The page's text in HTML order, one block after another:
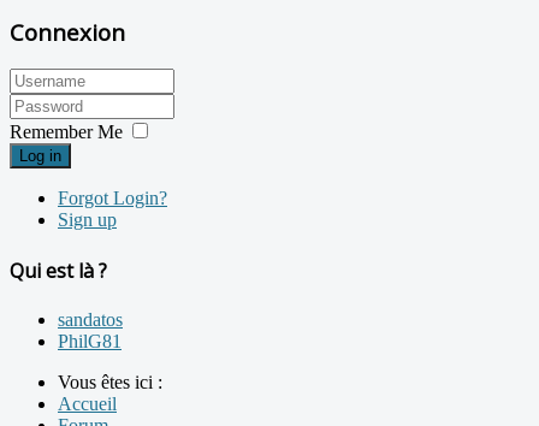
Connexion
Remember Me
Log in
Forgot Login?
Sign up
Qui est là ?
sandatos
PhilG81
Vous êtes ici :
Accueil